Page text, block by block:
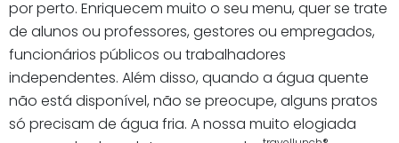
por perto. Enriquecem muito o seu menu, quer se trate
de alunos ou professores, gestores ou empregados,
funcionários públicos ou trabalhadores
independentes. Além disso, quando a água quente
não está disponível, não se preocupe, alguns pratos
só precisam de água fria. A nossa muito elogiada